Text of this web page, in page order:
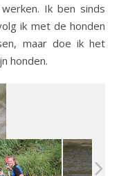
Ik ben sinds
ik met de honden
maar doe ik het
honden.